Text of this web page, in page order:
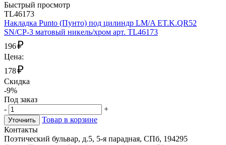
Быстрый просмотр
TL46173
Накладка Punto (Пунто) под цилиндр LM/A ET.K.QR52
SN/CP-3 матовый никель/хром арт. TL46173
196₽
Цена:
178₽
Скидка
-9%
Под заказ
-
+
Уточнить
Товар в корзине
Контакты
Поэтический бульвар, д.5, 5-я парадная, СПб, 194295